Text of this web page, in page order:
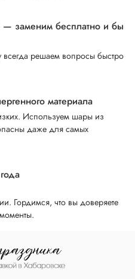
— заменим бесплатно и бы
решаем вопросы быстро
материала
Используем шары из
даже для самых
Гордимся, что вы доверяете